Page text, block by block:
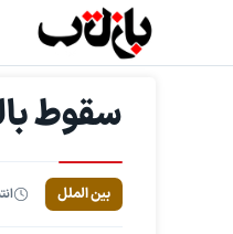
سقوط
بین الملل